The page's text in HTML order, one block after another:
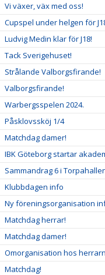
Vi växer, väx med oss!
Cupspel under helgen för
Ludvig Medin klar för J18!
Tack Sverigehuset!
Strålande Valborgsfirande!
Valborgsfirande!
Warbergsspelen 2024.
Påsklovssköj 1/4
Matchdag damer!
IBK Göteborg startar
Sammandrag 6 i
Klubbdagen info
Ny föreningsorganisation
Matchdag herrar!
Matchdag damer!
Omorganisation hos
Matchdag!